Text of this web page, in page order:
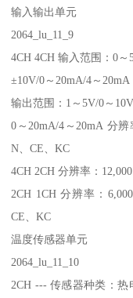
输入输出单元
2064_lu_11_9
4CH 4CH 输入范围：0
±10V/0～20mA/4～20mA
输出范围：1～5V/0～
0～20mA/4～20mA 分辨
N、CE、KC
4CH 2CH 分辨率：
2CH 1CH 分辨率：
CE、KC
温度传感器单元
2064_lu_11_10
2CH --- 传感器种类：热